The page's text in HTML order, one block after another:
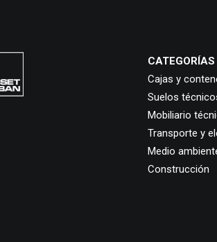
Cajas y
Suelos
Mobiliario
Transporte y
Medio
Construcción